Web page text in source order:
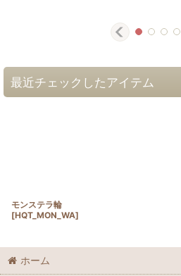
最近チェックしたアイテム
モンステラ輪
[HQT_MON_WA]
ホーム